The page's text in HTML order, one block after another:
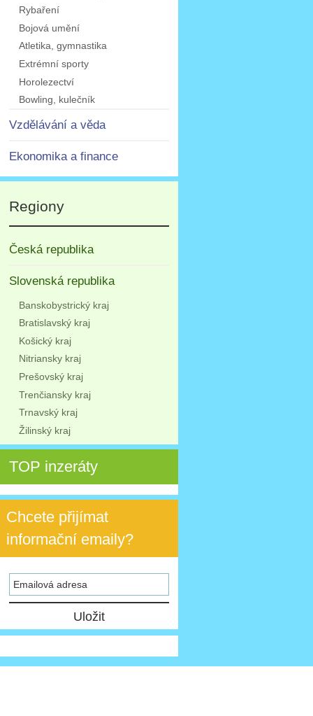
Rybaření
Bojová umění
Atletika, gymnastika
Extrémní sporty
Horolezectví
Bowling, kulečník
Vzdělávání a věda
Ekonomika a finance
Regiony
Česká republika
Slovenská republika
Banskobystrický kraj
Bratislavský kraj
Košický kraj
Nitriansky kraj
Prešovský kraj
Trenčiansky kraj
Trnavský kraj
Žilinský kraj
TOP inzeráty
Chcete přijímat
informační emaily?